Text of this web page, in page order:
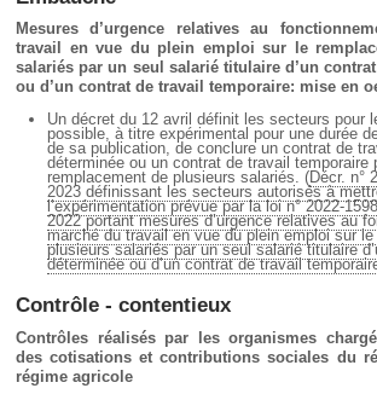
Mesures d’urgence relatives au
travail en vue du plein emploi sur le
salariés par un seul salarié titulaire d’un
ou d’un contrat de travail temporaire: mise en
Un décret du 12 avril définit les secteurs pour
possible, à titre expérimental pour une durée
de sa publication, de conclure un contrat de
déterminée ou un contrat de travail temporaire
remplacement de plusieurs salariés. (Décr. n°
2023 définissant les secteurs autorisés à
l’expérimentation prévue par la loi n° 2022-
2022 portant mesures d’urgence relatives au
marché du travail en vue du plein emploi sur
plusieurs salariés par un seul salarié titulaire
déterminée ou d’un contrat de travail
Contrôle - contentieux
Contrôles réalisés par les organismes
des cotisations et contributions sociales du
régime agricole